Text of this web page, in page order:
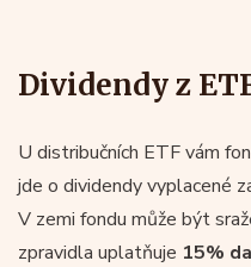
Dividendy z
U distribučních ETF vám
jde o dividendy vyplacené
V zemi fondu může být
zpravidla uplatňuje 15%